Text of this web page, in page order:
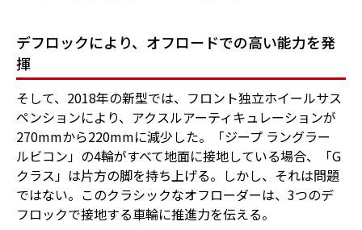
デフロックにより、オフロードでの高い能力を発
揮
そして、2018年の新型では、フロント独立ホイールサス
ペンションにより、アクスルアーティキュレーションが
270mmから220mmに減少した。「ジープ ラングラー
ルビコン」の4輪がすべて地面に接地している場合、「G
クラス」は片方の脚を持ち上げる。しかし、それは問題
ではない。このクラシックなオフローダーは、3つのデ
フロックで接地する車輪に推進力を伝える。